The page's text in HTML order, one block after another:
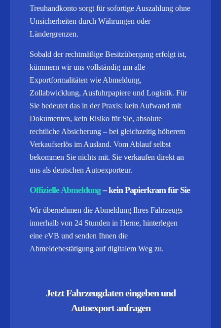
Treuhandkonto sorgt für sofortige Auszahlung ohne
Unsicherheiten durch Währungen oder
Ländergrenzen.
Sobald der rechtmäßige Besitzübergang erfolgt ist,
kümmern wir uns vollständig um alle
Exportformalitäten wie Abmeldung,
Zollabwicklung, Ausfuhrpapiere und Logistik. Für
Sie bedeutet das in der Praxis: kein Aufwand mit
Dokumenten, kein Risiko für Sie, absolute
rechtliche Absicherung – bei gleichzeitig höherem
Verkaufserlös im Ausland. Vom Ablauf selbst
bekommen Sie nichts mit. Sie verkaufen direkt an
uns als deutschen Autoexporteur.
Offizielle Abmeldung– kein Papierkram für Sie
Wir übernehmen die Abmeldung Ihres Fahrzeugs
innerhalb von 24 Stunden in Herne, hinterlegen
eine eVB und senden Ihnen die
Abmeldebestätigung auf digitalem Weg zu.
Jetzt Fahrzeugdaten eingeben und
Autoexport anfragen